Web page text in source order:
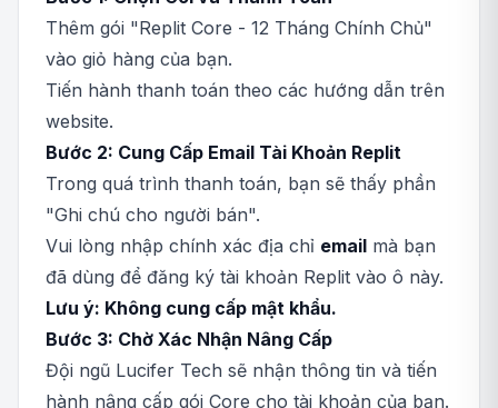
Thêm gói "Replit Core - 12 Tháng Chính Chủ"
vào giỏ hàng của bạn.
Tiến hành thanh toán theo các hướng dẫn trên
website.
Bước 2: Cung Cấp Email Tài Khoản Replit
Trong quá trình thanh toán, bạn sẽ thấy phần
"Ghi chú cho người bán".
Vui lòng nhập chính xác địa chỉ email mà bạn
đã dùng để đăng ký tài khoản Replit vào ô này.
Lưu ý: Không cung cấp mật khẩu.
Bước 3: Chờ Xác Nhận Nâng Cấp
Đội ngũ Lucifer Tech sẽ nhận thông tin và tiến
hành nâng cấp gói Core cho tài khoản của bạn.